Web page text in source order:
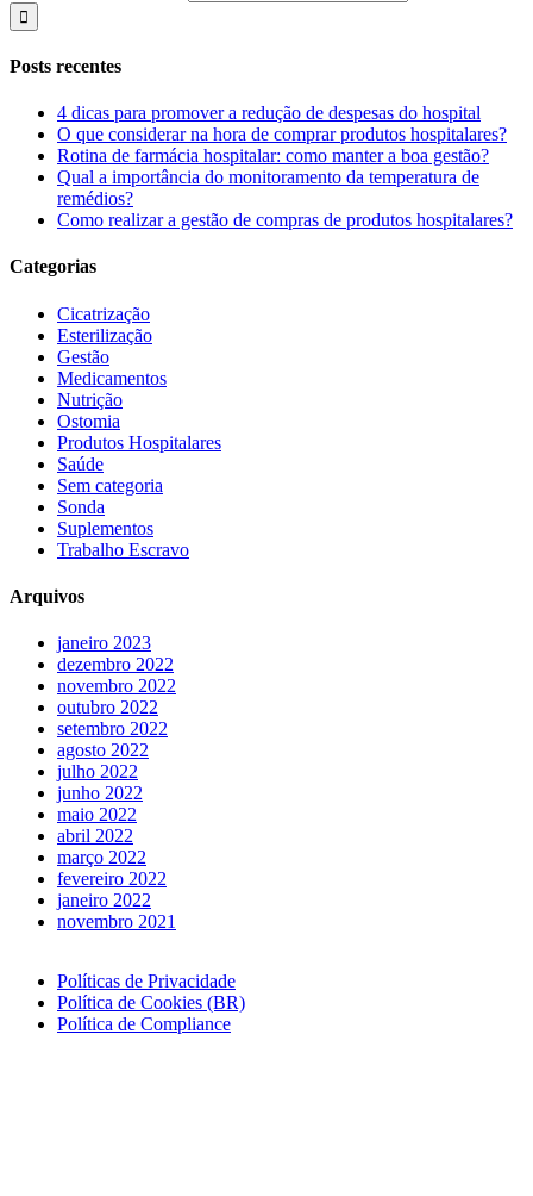
Posts recentes
4 dicas para promover a redução de despesas do hospital
O que considerar na hora de comprar produtos hospitalares?
Rotina de farmácia hospitalar: como manter a boa gestão?
Qual a importância do monitoramento da temperatura de
remédios?
Como realizar a gestão de compras de produtos hospitalares?
Categorias
Cicatrização
Esterilização
Gestão
Medicamentos
Nutrição
Ostomia
Produtos Hospitalares
Saúde
Sem categoria
Sonda
Suplementos
Trabalho Escravo
Arquivos
janeiro 2023
dezembro 2022
novembro 2022
outubro 2022
setembro 2022
agosto 2022
julho 2022
junho 2022
maio 2022
abril 2022
março 2022
fevereiro 2022
janeiro 2022
novembro 2021
Políticas de Privacidade
Política de Cookies (BR)
Política de Compliance